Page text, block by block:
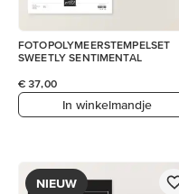
FOTOPOLYMEERSTEMPELSET
SWEETLY SENTIMENTAL
€ 37,00
In winkelmandje
NIEUW